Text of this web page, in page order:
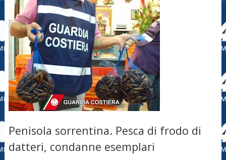
Penisola sorrentina. Pesca di frodo di
datteri, condanne esemplari